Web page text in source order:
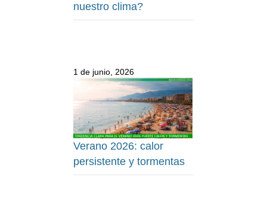
nuestro clima?
1 de junio, 2026
Verano 2026: calor
persistente y tormentas